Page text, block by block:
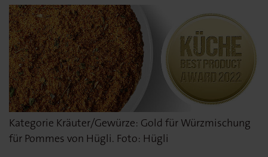
Kategorie Kräuter/Gewürze: Gold für Würzmischung
für Pommes von Hügli. Foto: Hügli